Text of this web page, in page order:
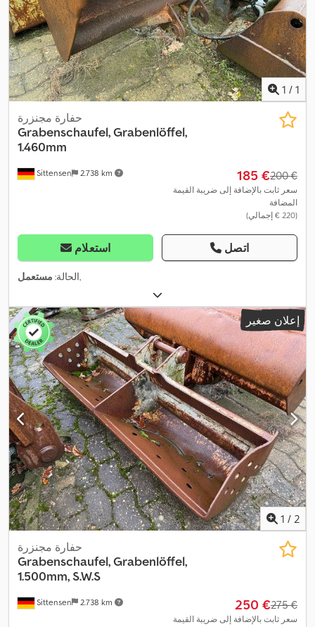
1 / 1
Sittensen 2.738 km
حفارة مجنزرة
Grabenschaufel, Grabenlöffel,
1.460mm
‏185 € ‏200 €
سعر ثابت بالإضافة إلى ضريبة القيمة
المضافة
(‏220 € إجمالي)
استعلام اتصل
الحالة: مستعمل ,
إعلان صغير
1 / 2
Sittensen 2.738 km
حفارة مجنزرة
Grabenschaufel, Grabenlöffel,
1.500mm, S.W.S
‏250 € ‏275 €
سعر ثابت بالإضافة إلى ضريبة القيمة